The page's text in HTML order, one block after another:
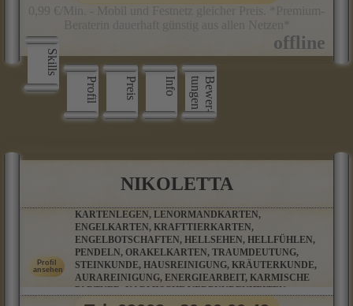
Skills
Profil
Preis Info B
e
w
e
r
­
t
u
n
g
e
n
NIKOLETTA
KARTENLEGEN, LENORMANDKARTEN,
ENGELKARTEN, KRAFTTIERKARTEN,
ENGELBOTSCHAFTEN, HELLSEHEN, HELLFÜHLEN,
PENDELN, ORAKELKARTEN, TRAUMDEUTUNG,
STEINKUNDE, HAUSREINIGUNG, KRÄUTERKUNDE,
AURAREINIGUNG, ENERGIEARBEIT, KARMISCHE
PARTNER, KARMISCHE VERBUNDENHEITEN,
KARMISCHE VERSTRICKUNGEN, MAGISCHE